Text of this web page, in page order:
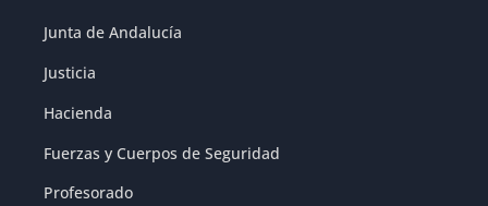
Junta de Andalucía
Justicia
Hacienda
Fuerzas y Cuerpos de Seguridad
Profesorado